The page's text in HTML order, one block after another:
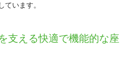
ています。
支える快適で機能的な座